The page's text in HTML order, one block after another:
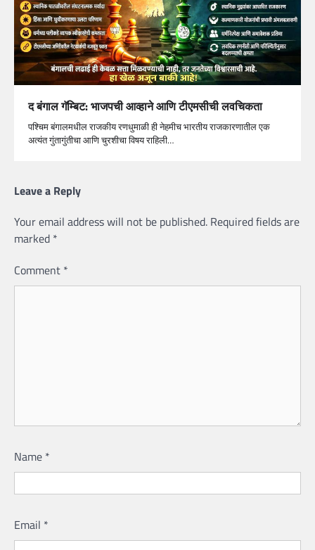
द बंगाल गॅम्बिट: भाजपची आव्हाने आणि टीएमसीची लवचिकता
पश्चिम बंगालमधील राजकीय रणधुमाळी ही नेहमीच भारतीय राजकारणातील एक
अत्यंत गुंतागुंतीचा आणि चुरशीचा विषय राहिली…
Leave a Reply
Your email address will not be published. Required fields are
marked *
Comment *
Name *
Email *